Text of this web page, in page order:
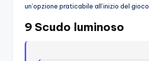
un’opzione praticabile all’inizio del gioco.
9 Scudo luminoso